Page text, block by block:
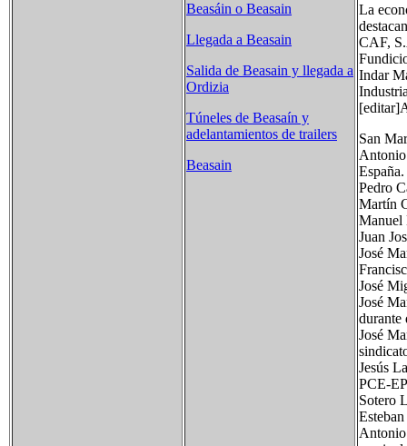
Beasáin o Beasain
Llegada a Beasain
Salida de Beasain y llegada a
Ordizia
Túneles de Beasaín y
adelantamientos de trailers
Beasain
La
CAF,
Indar
San
España.
Pedro
Martín
Manuel
Juan
José
José
José
durante
José
Jesús
PCE-
Sotero